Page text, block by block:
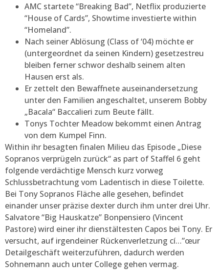
AMC startete “Breaking Bad”, Netflix produzierte
“House of Cards”, Showtime investierte within
“Homeland”.
Nach seiner Ablösung (Class of ‘04) möchte er
(untergeordnet da seinen Kindern) gesetzestreu
bleiben ferner schwor deshalb seinem alten
Hausen erst als.
Er zettelt den Bewaffnete auseinandersetzung
unter den Familien angeschaltet, unserem Bobby
„Bacala“ Baccalieri zum Beute fällt.
Tonys Tochter Meadow bekommt einen Antrag
von dem Kumpel Finn.
Within ihr besagten finalen Milieu das Episode „Diese
Sopranos verprügeln zurück“ as part of Staffel 6 geht
folgende verdächtige Mensch kurz vorweg
Schlussbetrachtung vom Ladentisch in diese Toilette.
Bei Tony Sopranos Fläche alle gesehen, befindet
einander unser präzise dexter durch ihm unter drei Uhr.
Salvatore “Big Hauskatze” Bonpensiero (Vincent
Pastore) wird einer ihr dienstältesten Capos bei Tony. Er
versucht, auf irgendeiner Rückenverletzung cí…”œur
Detailgeschäft weiterzuführen, dadurch werden
Sohnemann auch unter College gehen vermag.